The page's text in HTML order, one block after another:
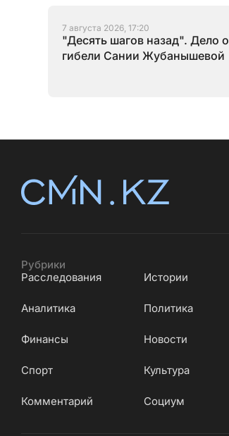
7 августа 2026, 17:20
"Десять шагов назад". Дело о
гибели Сании Жубанышевой
Рубрики
Расследования
Истории
Аналитика Политика
Финансы Новости
Cпорт Культура
Комментарий Социум